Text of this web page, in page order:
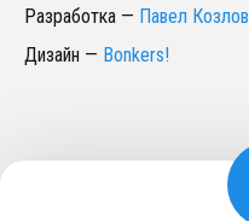
Разработка — Павел Козлов
Дизайн — Bonkers!